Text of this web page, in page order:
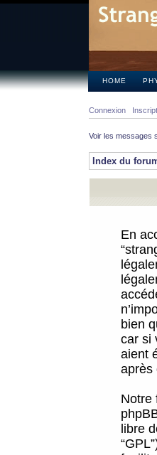
HOME
Connexion
Voir les messages
Index du
En
bien
car si
aient
après
Notre
libre